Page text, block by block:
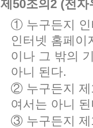
제50조의2 (전
① 누구든지 인
인터넷 홈페이
이나 그 밖의
아니 된다.
② 누구든지 제
여서는 아니
③ 누구든지 제